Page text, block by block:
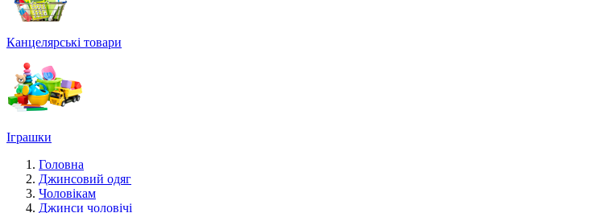
Канцелярські товари
Іграшки
Головна
Джинсовий одяг
Чоловікам
Джинси чоловічі